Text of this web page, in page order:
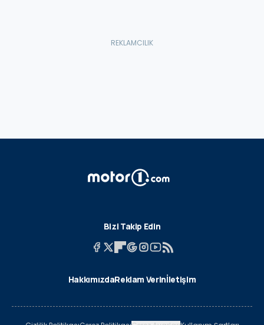
Bizi Takip Edin
HakkımızdaReklam Verinİletişim